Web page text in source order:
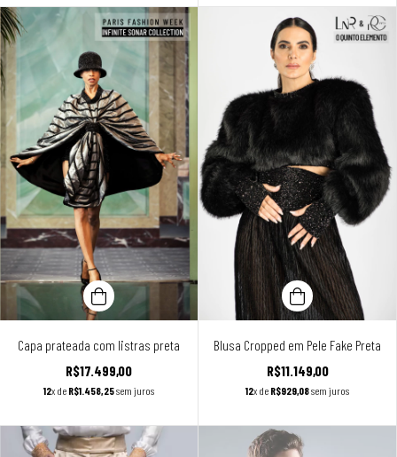
Capa prateada com listras preta
R$17.499,00
12x de R$1.458,25sem juros
Blusa Cropped em Pele Fake Preta
R$11.149,00
12x de R$929,08sem juros